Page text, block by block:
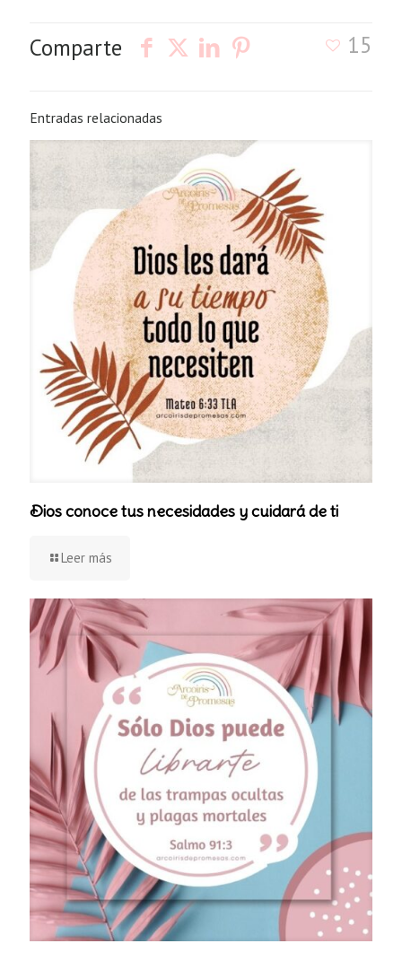
Comparte 15
Entradas relacionadas
Dios conoce tus necesidades y cuidará de ti
Leer más